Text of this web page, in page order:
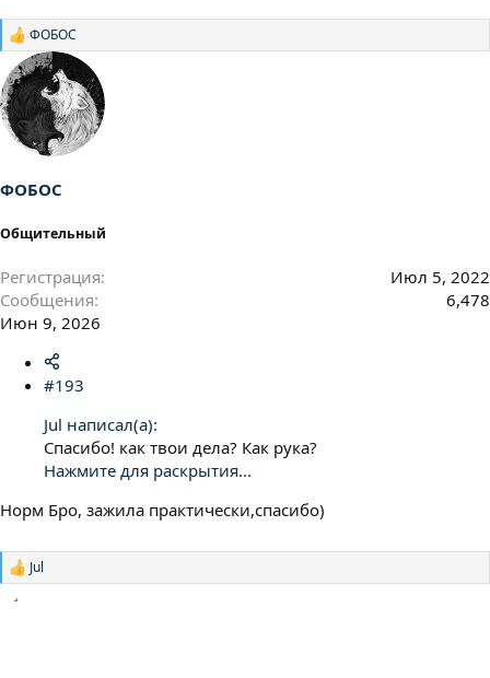
Р
а
к
ц
и
ФОБОС
ФОБОС
Общительный
Регистрация
Июл 5, 2022
Сообщения
6,478
Июн 9, 2026
#193
Jul написал(а):
Спасибо! как твои дела? Как рука?
Нажмите для раскрытия...
Норм Бро, зажила практически,спасибо)
Р
Jul